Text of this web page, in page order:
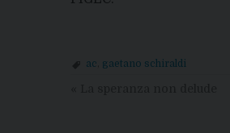
ac gaetano schiraldi